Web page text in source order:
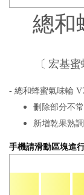
總和
〔 宏基
- 總和蜂蜜氣味輪
刪除部分不
新增乾果熟
手機請滑動區塊進